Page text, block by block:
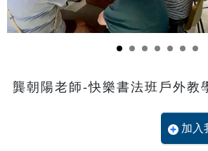
龔朝陽老師-快樂書法班戶外教
加入